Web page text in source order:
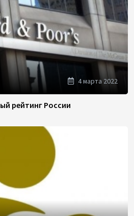
4 марта 2022
рейтинг России